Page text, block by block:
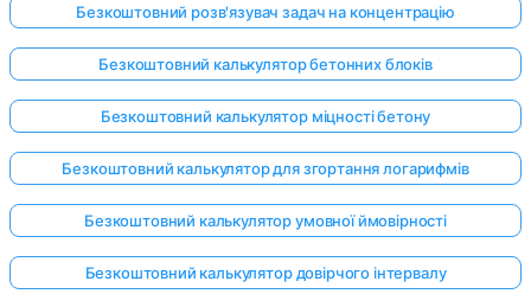
Безкоштовний розв'язувач задач на концентрацію
Безкоштовний калькулятор бетонних блоків
Безкоштовний калькулятор міцності бетону
Безкоштовний калькулятор для згортання логарифмів
Безкоштовний калькулятор умовної ймовірності
Безкоштовний калькулятор довірчого інтервалу